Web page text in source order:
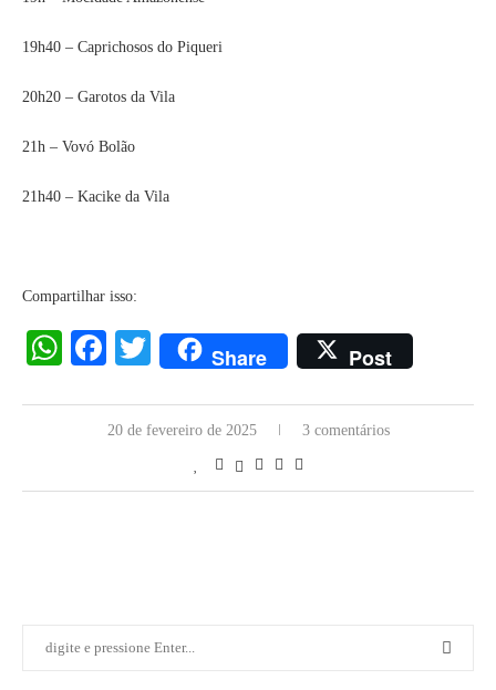
19h40 – Caprichosos do Piqueri
20h20 – Garotos da Vila
21h – Vovó Bolão
21h40 – Kacike da Vila
Compartilhar isso:
WhatsApp
Facebook
Twitter
Share Post
20 de fevereiro de 2025 3 comentários